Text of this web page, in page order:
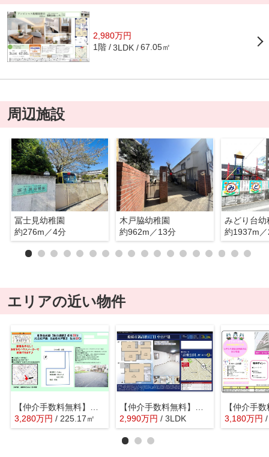
2,980万円
1階 3LDK 67.05㎡
周辺施設
冨士見幼稚園
約276m／4分
木戸脇幼稚園
約962m／13分
みどり台幼
約1937m
エリアの近い物件
3,280万円 / 225.17㎡
2,990万円 / 3LDK 3,180万円